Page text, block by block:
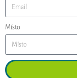
Hledat
Místo